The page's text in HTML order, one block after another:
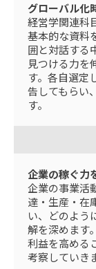
グローバル化
経営学関連科
基本的な資料
囲と対話する
見つける力を
す。各自選定
告してもらい
す。
企業の稼ぐ力
企業の事業活
達・生産・在
い、どのよう
解を深めます
利益を高める
考察していき